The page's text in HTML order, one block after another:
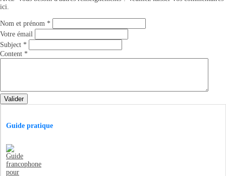
ici.
Nom et prénom *
Votre émail
Subject *
Content *
Valider
Guide pratique